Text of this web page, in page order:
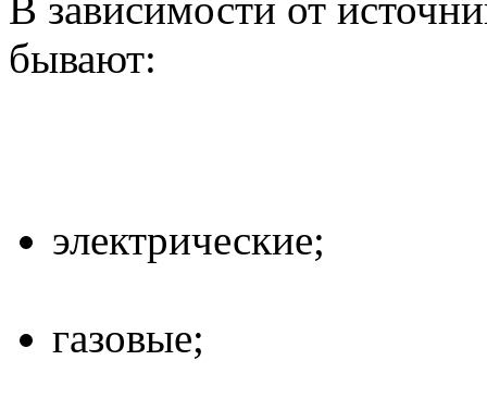
бывают:
электрические;
газовые;